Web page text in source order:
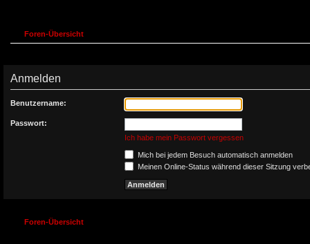
Foren-Übersicht
Anmelden
Benutzername:
Passwort:
Ich habe mein Passwort vergessen
Mich bei jedem Besuch automatisch anmelden
Meinen Online-Status während dieser Sitzung
Foren-Übersicht